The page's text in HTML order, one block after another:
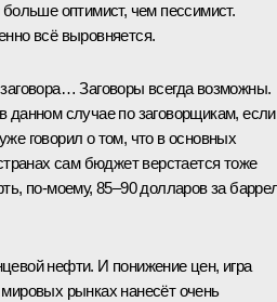
оптимист, чем пессимист.
всё выровняется.
Заговоры всегда возможны.
данном случае по заговорщикам, если
говорил о том, что в основных
сам бюджет верстается тоже
по‑моему, 85–90 долларов за
нефти. И понижение цен, игра
рынках нанесёт очень